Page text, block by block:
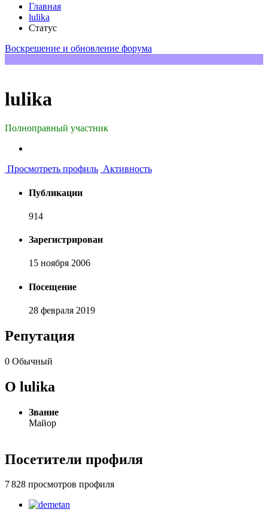
Главная
lulika
Статус
Воскрешение и обновление форума
lulika
Полноправный участник
Просмотреть профиль Активность
Публикации
914
Зарегистрирован
15 ноября 2006
Посещение
28 февраля 2019
Репутация
0 Обычный
О lulika
Звание
Майор
Посетители профиля
7 828 просмотров профиля